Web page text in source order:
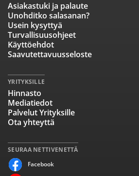
SEURAA NETTIVENETTÄ
Facebook
Asiakastuki ja palaute
Unohditko salasanan?
Usein kysyttyä
Turvallisuusohjeet
Käyttöehdot
Saavutettavuusseloste
YRITYKSILLE
Hinnasto
Mediatiedot
Palvelut Yrityksille
Ota yhteyttä